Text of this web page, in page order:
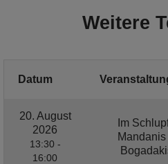
Weitere
Datum
20. August
2026
13:30 -
16:00
Im
Mandanis